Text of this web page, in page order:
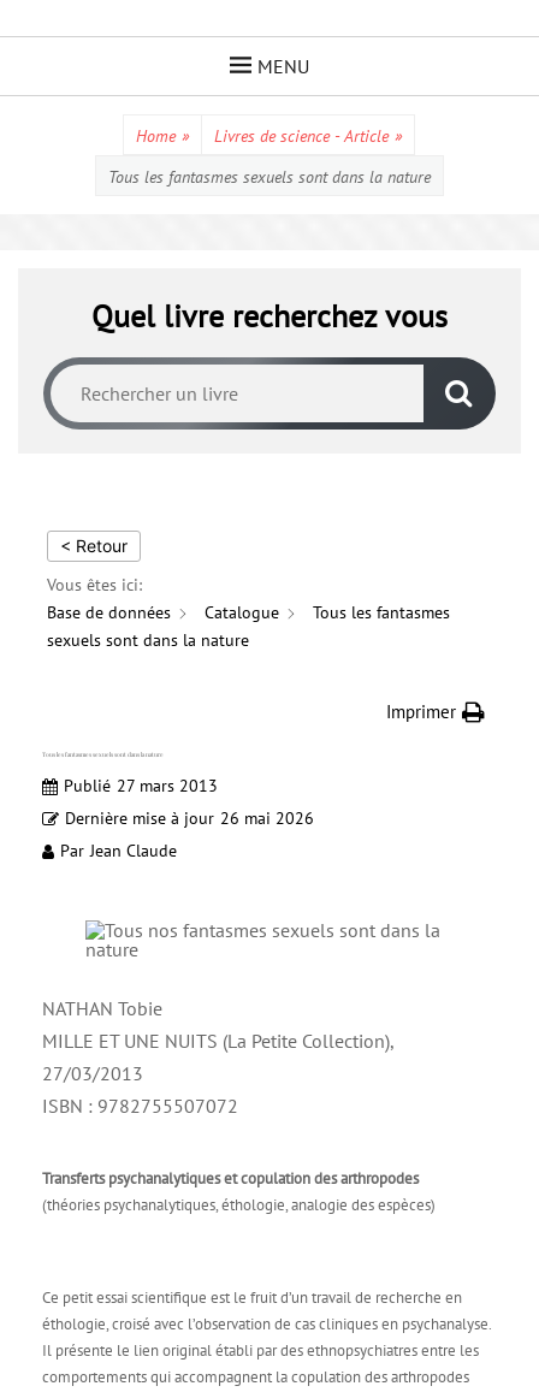
MENU
Home » Livres de science - Article »
Tous les fantasmes sexuels sont dans la nature
Quel livre recherchez vous
< Retour
Vous êtes ici:
Base de données
Catalogue
Tous les fantasmes
sexuels sont dans la nature
Imprimer
Tous les fantasmes sexuels sont dans la nature
Publié 27 mars 2013
Dernière mise à jour 26 mai 2026
Par Jean Claude
NATHAN Tobie
MILLE ET UNE NUITS (La Petite Collection),
27/03/2013
ISBN : 9782755507072
Transferts psychanalytiques et copulation des arthropodes
(théories psychanalytiques, éthologie, analogie des espèces)
Ce petit essai scientifique est le fruit d’un travail de recherche en
éthologie, croisé avec l’observation de cas cliniques en psychanalyse.
Il présente le lien original établi par des ethnopsychiatres entre les
comportements qui accompagnent la copulation des arthropodes